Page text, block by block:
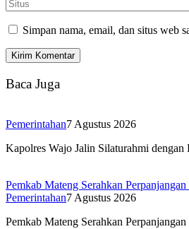
Simpan nama, email, dan situs web
Baca Juga
Pemerintahan7 Agustus 2026
Kapolres Wajo Jalin Silaturahmi
Pemkab Mateng Serahkan
Pemerintahan7 Agustus 2026
Pemkab Mateng Serahkan